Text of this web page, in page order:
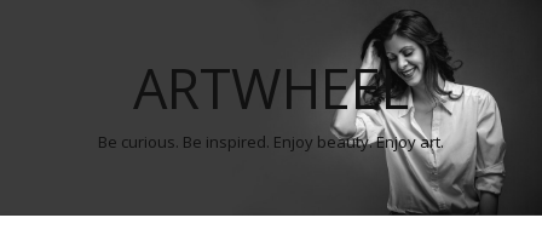
ARTWHEEL
Be curious. Be inspired. Enjoy beauty. Enjoy art.